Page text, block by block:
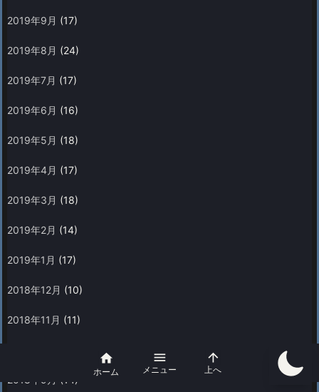
2019年9月 (17)
2019年8月 (24)
2019年7月 (17)
2019年6月 (16)
2019年5月 (18)
2019年4月 (17)
2019年3月 (18)
2019年2月 (14)
2019年1月 (17)
2018年12月 (10)
2018年11月 (11)
2018年9月 (14)

ホーム

メニュー

上へ